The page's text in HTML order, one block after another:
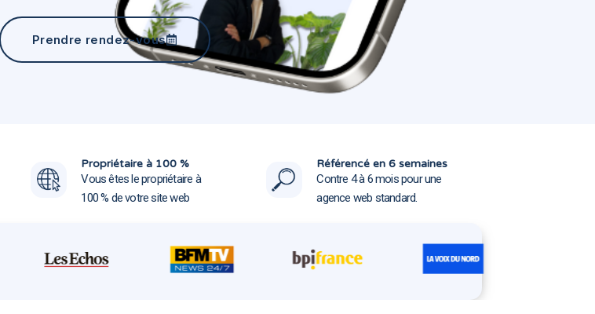
Prendre rendez-vous
Propriétaire à 100 %
Vous êtes le propriétaire à
100 % de votre site web
Référencé en 6 semaines
Contre 4 à 6 mois pour une
agence web standard.